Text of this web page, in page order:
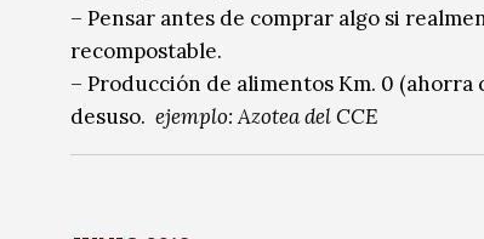
– Pensar antes de comprar algo si
recompostable.
– Producción de alimentos Km. 0
desuso. ejemplo: Azotea del CCE